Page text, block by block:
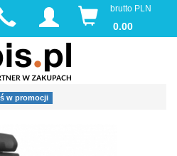
brutto PLN
0.00
w promocji